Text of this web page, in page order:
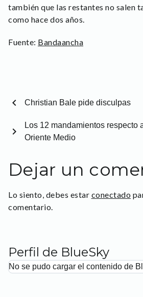
también que las restantes no salen
como hace dos años.
Fuente: Bandaancha
chevron_left Christian Bale pide disculpas
Los 12 mandamientos respecto
Oriente Medio
chevron_right
Dejar un
Lo siento, debes estar conectado
comentario.
Perfil de BlueSky
No se pudo cargar el contenido de